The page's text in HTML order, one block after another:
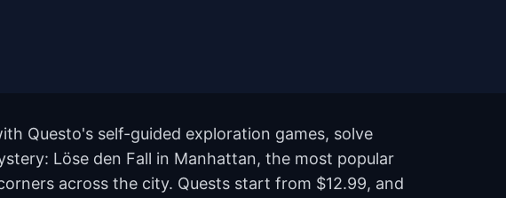
Questo's self-guided exploration games, solve
Löse den Fall in Manhattan, the most popular
across the city. Quests start from $12.99, and